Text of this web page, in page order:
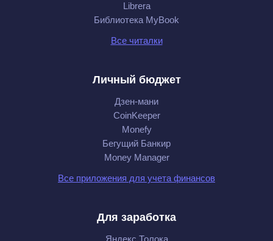
Librera
Библиотека MyBook
Все читалки
Личный бюджет
Дзен-мани
CoinKeeper
Monefy
Бегущий Банкир
Money Manager
Все приложения для учета финансов
Для заработка